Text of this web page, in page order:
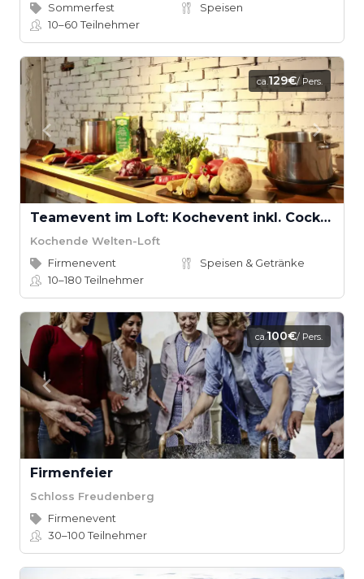
Sommerfest
Speisen
10–60Teilnehmer
ca.129€/ Pers.
Teamevent im Loft: Kochevent inkl. Cocktail-Workshop ab 16 Teilnehmern
Kochende Welten-Loft
Firmenevent
Speisen & Getränke
10–180Teilnehmer
ca.100€/ Pers.
Firmenfeier
Schloss Freudenberg
Firmenevent
30–100Teilnehmer